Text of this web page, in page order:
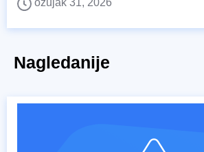
ožujak 31, 2026
Nagledanije